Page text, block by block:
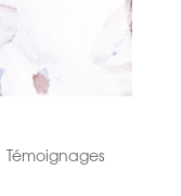
Témoignages